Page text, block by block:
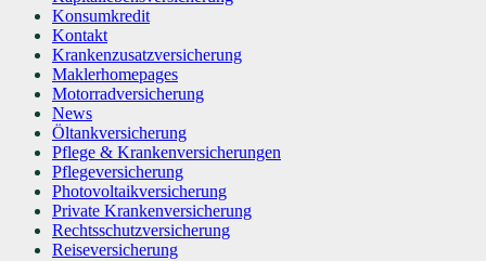
Konsumkredit
Kontakt
Krankenzusatzversicherung
Maklerhomepages
Motorradversicherung
News
Öltankversicherung
Pflege & Krankenversicherungen
Pflegeversicherung
Photovoltaikversicherung
Private Krankenversicherung
Rechtsschutzversicherung
Reiseversicherung